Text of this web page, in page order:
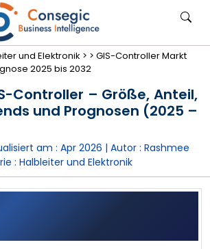
und Versicherungen
• Fallstudien
und Elektronik > > GIS-Controller Markt
2025 bis 2032
Controller – Größe, Anteil,
und Prognosen (2025 –
am : Apr 2026 | Autor : Rashmee
: Halbleiter und Elektronik